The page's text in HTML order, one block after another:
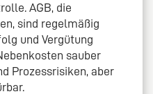
AGB, die
sind regelmäßig
und Vergütung
sauber
Prozessrisiken, aber